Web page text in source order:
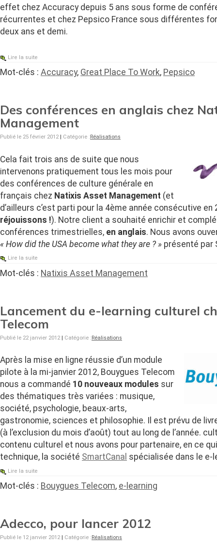
effet chez Accuracy depuis 5 ans sous forme de
récurrentes et chez Pepsico France sous différentes
deux ans et demi.
Lire la suite
Mot-clés : Accuracy, Great Place To Work, Pepsico
Des conférences en anglais chez
Management
Publié le 25 février 2012| Catégorie : Réalisations
Cela fait trois ans de suite que nous
intervenons pratiquement tous les mois pour
des conférences de culture générale en
français chez Natixis Asset Management (et
d’ailleurs c’est parti pour la 4ème année consécutive
réjouissons !). Notre client a souhaité enrichir et
conférences trimestrielles, en anglais. Nous avons
« How did the USA become what they are ? » présenté par
Lire la suite
Mot-clés : Natixis Asset Management
Lancement du e-learning culturel
Telecom
Publié le 22 janvier 2012| Catégorie :Réalisations
Après la mise en ligne réussie d’un module
pilote à la mi-janvier 2012, Bouygues Telecom
nous a commandé 10 nouveaux modules sur
des thématiques très variées : musique,
société, psychologie, beaux-arts,
gastronomie, sciences et philosophie. Il est prévu de
(à l’exclusion du mois d’août) tout au long de l’année.
contenu culturel et nous avons pour partenaire, en ce
technique, la société SmartCanal spécialisée dans le e-
Lire la suite
Mot-clés : Bouygues Telecom, e-learning
Adecco, pour lancer 2012
Publié le 12 janvier 2012| Catégorie :Réalisations